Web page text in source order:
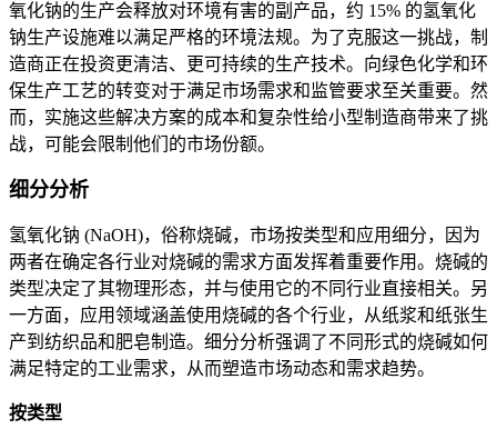
氧化钠的生产会释放对环境有害的副产品，约 15% 的氢氧化
钠生产设施难以满足严格的环境法规。为了克服这一挑战，制
造商正在投资更清洁、更可持续的生产技术。向绿色化学和环
保生产工艺的转变对于满足市场需求和监管要求至关重要。然
而，实施这些解决方案的成本和复杂性给小型制造商带来了挑
战，可能会限制他们的市场份额。
细分分析
氢氧化钠 (NaOH)，俗称烧碱，市场按类型和应用细分，因为
两者在确定各行业对烧碱的需求方面发挥着重要作用。烧碱的
类型决定了其物理形态，并与使用它的不同行业直接相关。另
一方面，应用领域涵盖使用烧碱的各个行业，从纸浆和纸张生
产到纺织品和肥皂制造。细分分析强调了不同形式的烧碱如何
满足特定的工业需求，从而塑造市场动态和需求趋势。
按类型